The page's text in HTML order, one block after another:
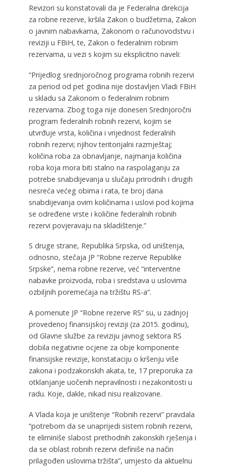
Revizori su konstatovali da je Federalna direkcija
za robne rezerve, kršila Zakon o budžetima, Zakon
o javnim nabavkama, Zakonom o računovodstvu i
reviziji u FBiH, te, Zakon o federalnim robnim
rezervama, u vezi s kojim su eksplicitno naveli:
“Prijedlog srednjoročnog programa robnih rezervi
za period od pet godina nije dostavljen Vladi FBiH
u skladu sa Zakonom o federalnim robnim
rezervama. Zbog toga nije donesen Srednjoročni
program federalnih robnih rezervi, kojim se
utvrđuje vrsta, količina i vrijednost federalnih
robnih rezervi; njihov teritorijalni razmještaj;
količina roba za obnavljanje, najmanja količina
roba koja mora biti stalno na raspolaganju za
potrebe snabdijevanja u slučaju prirodnih i drugih
nesreća većeg obima i rata, te broj dana
snabdijevanja ovim količinama i uslovi pod kojima
se određene vrste i količine federalnih robnih
rezervi povjeravaju na skladištenje.”
S druge strane, Republika Srpska, od uništenja,
odnosno, stečaja JP “Robne rezerve Republike
Srpske”, nema robne rezerve, već “interventne
nabavke proizvoda, roba i sredstava u uslovima
ozbiljnih poremećaja na tržištu RS-a“.
A pomenute JP “Robne rezerve RS” su, u zadnjoj
provedenoj finansijskoj reviziji (za 2015. godinu),
od Glavne službe za reviziju javnog sektora RS
dobila negativne ocjene za obje komponente
finansijske revizije, konstataciju o kršenju više
zakona i podzakonskih akata, te, 17 preporuka za
otklanjanje uočenih nepravilnosti i nezakonitosti u
radu. Koje, dakle, nikad nisu realizovane.
A Vlada koja je uništenje “Robnih rezervi” pravdala
“potrebom da se unaprijedi sistem robnih rezervi,
te eliminiše slabost prethodnih zakonskih rješenja i
da se oblast robnih rezervi definiše na način
prilagođen uslovima tržišta”, umjesto da aktuelnu